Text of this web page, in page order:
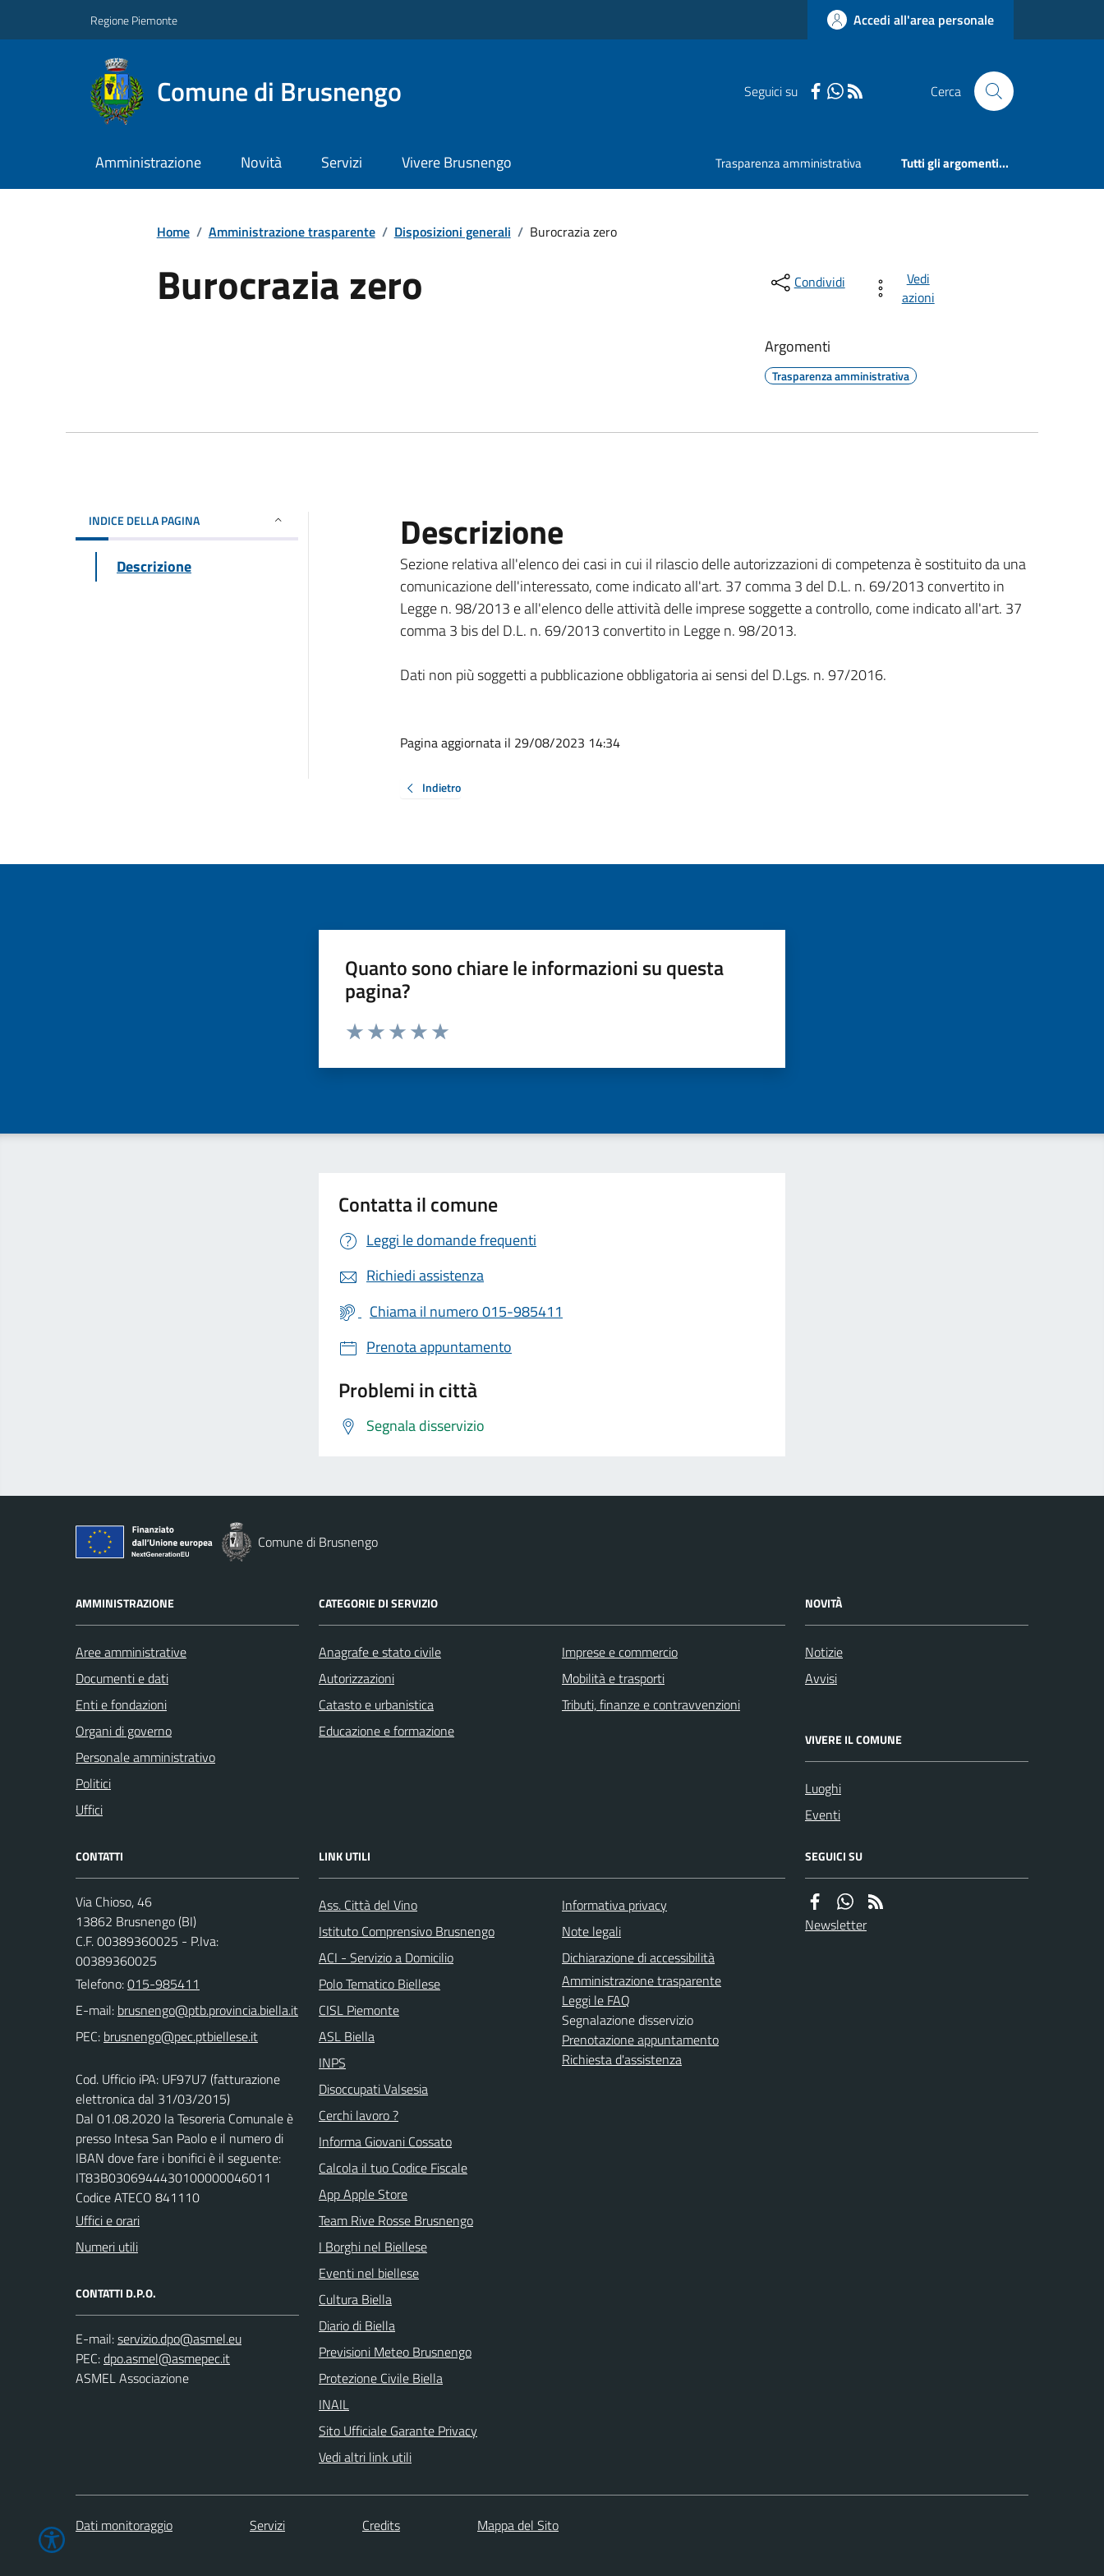
Regione Piemonte Accedi all'area personale
Comune di Brusnengo Seguici su Cerca
Amministrazione Novità Servizi Vivere Brusnengo Trasparenza amministrativa Tutti gli argomenti...
Home / Amministrazione trasparente / Disposizioni generali / Burocrazia zero
Burocrazia zero Condividi
Vedi
azioni
Argomenti
Trasparenza amministrativa
INDICE DELLA PAGINA
Descrizione
Descrizione
Sezione relativa all'elenco dei casi in cui il rilascio delle autorizzazioni di competenza è sostituito da una
comunicazione dell'interessato, come indicato all'art. 37 comma 3 del D.L. n. 69/2013 convertito in
Legge n. 98/2013 e all'elenco delle attività delle imprese soggette a controllo, come indicato all'art. 37
comma 3 bis del D.L. n. 69/2013 convertito in Legge n. 98/2013.
Dati non più soggetti a pubblicazione obbligatoria ai sensi del D.Lgs. n. 97/2016.
Pagina aggiornata il 29/08/2023 14:34
Indietro
Quanto sono chiare le informazioni su questa
pagina?
Valuta da 1 a 5 stelle la pagina
Contatta il comune
Leggi le domande frequenti
Richiedi assistenza
Chiama il numero 015-985411
Prenota appuntamento
Problemi in città
Segnala disservizio
Comune di Brusnengo
AMMINISTRAZIONE
Aree amministrative
Documenti e dati
Enti e fondazioni
Organi di governo
Personale amministrativo
Politici
Uffici
CATEGORIE DI SERVIZIO
Anagrafe e stato civile
Autorizzazioni
Catasto e urbanistica
Educazione e formazione
Imprese e commercio
Mobilità e trasporti
Tributi, finanze e contravvenzioni
NOVITÀ
Notizie
Avvisi
VIVERE IL COMUNE
Luoghi
Eventi
CONTATTI
Via Chioso, 46
13862 Brusnengo (BI)
C.F. 00389360025 - P.Iva:
00389360025
Telefono:015-985411
E-mail:
PEC:
Cod. Ufficio iPA: UF97U7 (fatturazione
elettronica dal 31/03/2015)
Dal 01.08.2020 la Tesoreria Comunale è
presso Intesa San Paolo e il numero di
IBAN dove fare i bonifici è il seguente:
IT83B0306944430100000046011
Codice ATECO 841110
Uffici e orari
Numeri utili
CONTATTI D.P.O.
E-mail:
PEC:
ASMEL Associazione
LINK UTILI
Ass. Città del Vino
Istituto Comprensivo Brusnengo
ACI - Servizio a Domicilio
Polo Tematico Biellese
CISL Piemonte
ASL Biella
INPS
Disoccupati Valsesia
Cerchi lavoro ?
Informa Giovani Cossato
Calcola il tuo Codice Fiscale
App Apple Store
Team Rive Rosse Brusnengo
I Borghi nel Biellese
Eventi nel biellese
Cultura Biella
Diario di Biella
Previsioni Meteo Brusnengo
Protezione Civile Biella
INAIL
Sito Ufficiale Garante Privacy
Vedi altri link utili
Informativa privacy
Note legali
Dichiarazione di accessibilità
Amministrazione trasparente
Leggi le FAQ
Segnalazione disservizio
Prenotazione appuntamento
Richiesta d'assistenza
SEGUICI SU
Newsletter
Dati monitoraggio Servizi Credits Mappa del Sito